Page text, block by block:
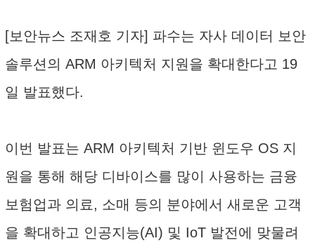
[보안뉴스 조재호 기자] 파수는 자사 데이터 보안
솔루션의 ARM 아키텍처 지원을 확대한다고 19
일 발표했다.
이번 발표는 ARM 아키텍처 기반 윈도우 OS 지
원을 통해 해당 디바이스를 많이 사용하는 금융
보험업과 의료, 소매 등의 분야에서 새로운 고객
을 확대하고 인공지능(AI) 및 IoT 발전에 맞물려